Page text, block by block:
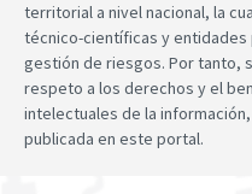
territorial a nivel nacional, la
técnico-científicas y entidades
gestión de riesgos. Por tanto,
respeto a los derechos y el
intelectuales de la
publicada en este portal.